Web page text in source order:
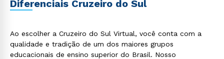
Diferenciais Cruzeiro do Sul
Ao escolher a Cruzeiro do Sul Virtual, você conta com a
qualidade e tradição de um dos maiores grupos
educacionais de ensino superior do Brasil. Nosso